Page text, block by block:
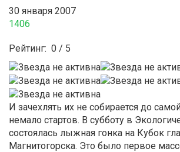
30 января 2007
1406
Рейтинг: 0 / 5
И зачехлять их не собирается до
немало стартов. В субботу в
состоялась лыжная гонка на Кубок
Магнитогорска. Это было первое